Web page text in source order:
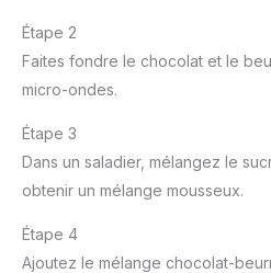
Étape 2
Faites fondre le chocolat et le
micro-ondes.
Étape 3
Dans un saladier, mélangez le
obtenir un mélange mousseux.
Étape 4
Ajoutez le mélange chocolat-